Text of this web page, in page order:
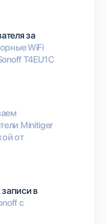
за
WiFi
T4EU1C
Minitiger
от
в
с